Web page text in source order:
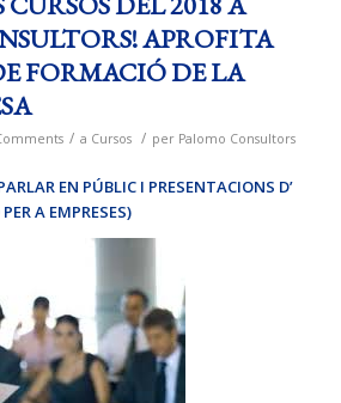
APROFITA
FORMACIÓ DE LA
/ a Cursos / per Palomo Consultors
EN PÚBLIC I PRESENTACIONS D’
A EMPRESES)